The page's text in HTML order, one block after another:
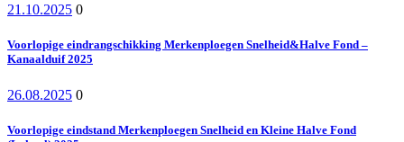
21.10.2025 0
Voorlopige eindrangschikking Merkenploegen Snelheid&Halve Fond –
Kanaalduif 2025
26.08.2025 0
Voorlopige eindstand Merkenploegen Snelheid en Kleine Halve Fond